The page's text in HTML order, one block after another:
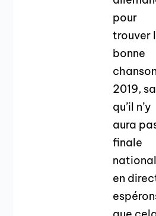
pour
trouver
bonne
2019,
qu’il n’y
aura
finale
en